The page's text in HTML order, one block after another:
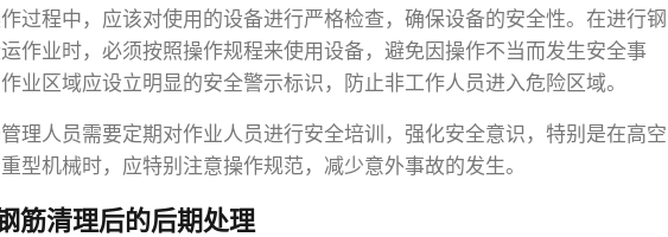
过程中，应该对使用的设备进行严格检查，确保设备的安全性。在进行钢
作业时，必须按照操作规程来使用设备，避免因操作不当而发生安全事
业区域应设立明显的安全警示标识，防止非工作人员进入危险区域。
理人员需要定期对作业人员进行安全培训，强化安全意识，特别是在高空
型机械时，应特别注意操作规范，减少意外事故的发生。
筋清理后的后期处理